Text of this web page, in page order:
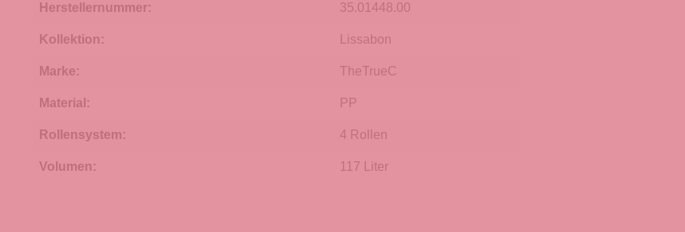
Herstellernummer: 35.01448.00
Kollektion: Lissabon
Marke: TheTrueC
Material: PP
Rollensystem: 4 Rollen
Volumen: 117 Liter